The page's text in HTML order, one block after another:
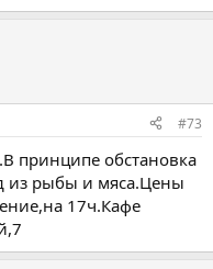
#73
принципе обстановка
из рыбы и мяса.Цены
17ч.Кафе